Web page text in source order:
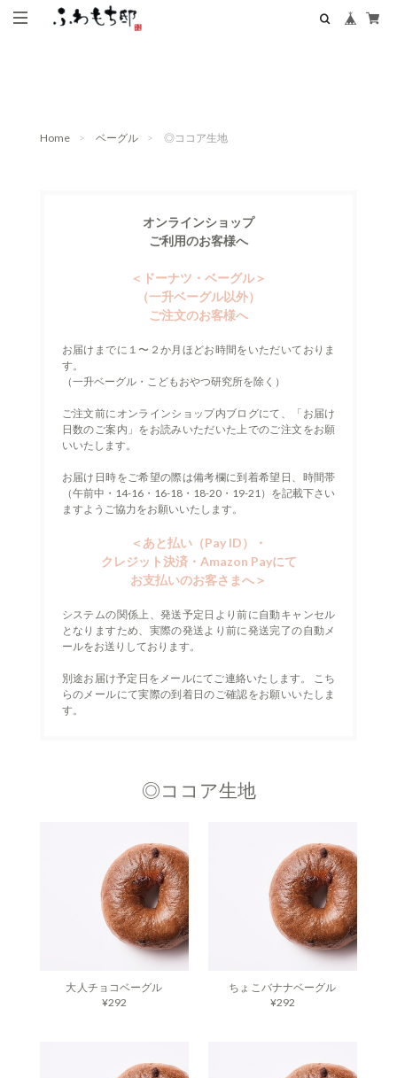
Home ベーグル ◎ココア生地
オンラインショップ
ご利用のお客様へ
＜ドーナツ・ベーグル＞
（一升ベーグル以外）
ご注文のお客様へ
お届けまでに１〜２か月ほどお時間をいただいておりま
す。
（一升ベーグル・こどもおやつ研究所を除く）
ご注文前にオンラインショップ内ブログにて、「お届け
日数のご案内」をお読みいただいた上でのご注文をお願
いいたします。
お届け日時をご希望の際は備考欄に到着希望日、 時間帯
（午前中・14-16・16-18・18-20・19-21）を記載下さい
ますようご協力をお願いいたします。
＜あと払い（Pay ID）・
クレジット決済・ Amazon Payにて
お支払いのお客さまへ＞
システムの関係上、発送予定日より前に自動キャンセル
となりますため、実際の発送より前に発送完了の自動メ
ールをお送りしております。
別途お届け予定日をメールにてご連絡いたします。
こち
らのメールにて実際の到着日のご確認をお願いいたしま
す。
◎ココア生地
大人チョコベーグル
¥292
ちょこバナナベーグル
¥292